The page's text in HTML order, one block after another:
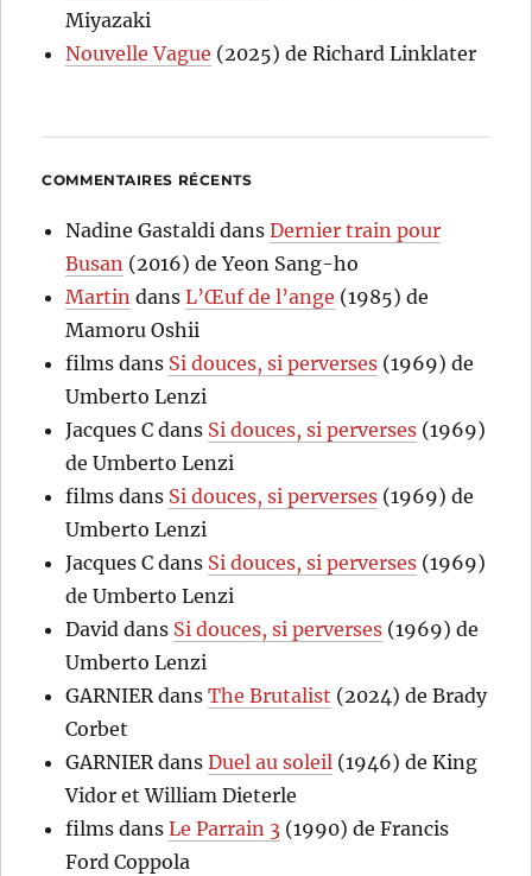
Miyazaki
Nouvelle Vague (2025) de Richard Linklater
COMMENTAIRES RÉCENTS
Nadine Gastaldi dansDernier train pour
Busan (2016) de Yeon Sang-ho
Martin dansL’Œuf de l’ange (1985) de
Mamoru Oshii
films dans Si douces, si perverses (1969) de
Umberto Lenzi
Jacques C dans Si douces, si perverses (1969)
de Umberto Lenzi
films dans Si douces, si perverses (1969) de
Umberto Lenzi
Jacques C dans Si douces, si perverses (1969)
de Umberto Lenzi
David dans Si douces, si perverses (1969) de
Umberto Lenzi
GARNIER dansThe Brutalist (2024) de Brady
Corbet
GARNIER dansDuel au soleil (1946) de King
Vidor et William Dieterle
films dansLe Parrain 3 (1990) de Francis
Ford Coppola